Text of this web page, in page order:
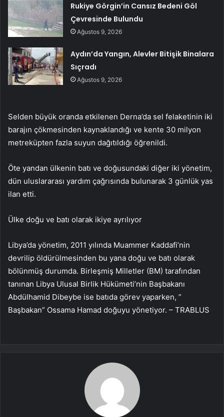
Rukiye Görgin’in Cansız Bedeni Göl
Çevresinde Bulundu
Ağustos 9, 2026
Aydın’da Yangın, Alevler Bitişik Binalara
Sıçradı
Ağustos 9, 2026
Selden büyük oranda etkilenen Derna’da sel felaketinin iki
barajın çökmesinden kaynaklandığı ve kente 30 milyon
metreküpten fazla suyun dağıtıldığı öğrenildi.
Öte yandan ülkenin batı ve doğusundaki diğer iki yönetim,
dün uluslararası yardım çağrısında bulunarak 3 günlük yas
ilan etti.
Ülke doğu ve batı olarak ikiye ayrılıyor
Libya’da yönetim, 2011 yılında Muammer Kaddafi’nin
devrilip öldürülmesinden bu yana doğu ve batı olarak
bölünmüş durumda. Birleşmiş Milletler (BM) tarafından
tanınan Libya Ulusal Birlik Hükümeti’nin Başbakanı
Abdülhamid Dibeybe ise batıda görev yaparken, ”
Başbakan” Ossama Hamad doğuyu yönetiyor. – TRABLUS